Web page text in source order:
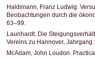
Haldimann, Franz Ludwig.
Beobachtungen durch die
63–99.
Launhardt. Die
Vereins zu Hannover, Jahrgang
McAdam, John Loudon.